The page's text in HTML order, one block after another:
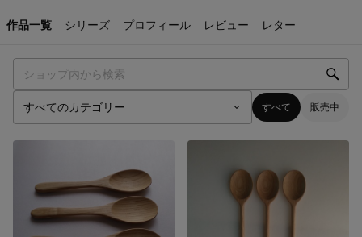
作品一覧 シリーズ プロフィール レビュー レター
すべて 販売中